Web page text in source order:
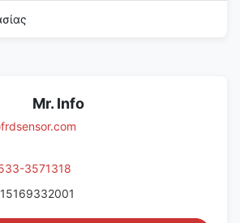
Mr. Info
3571318